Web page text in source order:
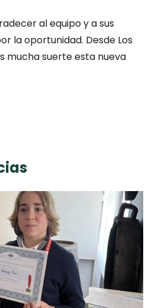
al equipo y a sus
la oportunidad. Desde Los
mucha suerte esta nueva